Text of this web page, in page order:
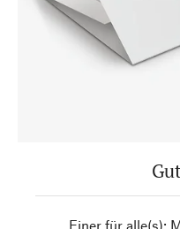
Einer für alle(s):